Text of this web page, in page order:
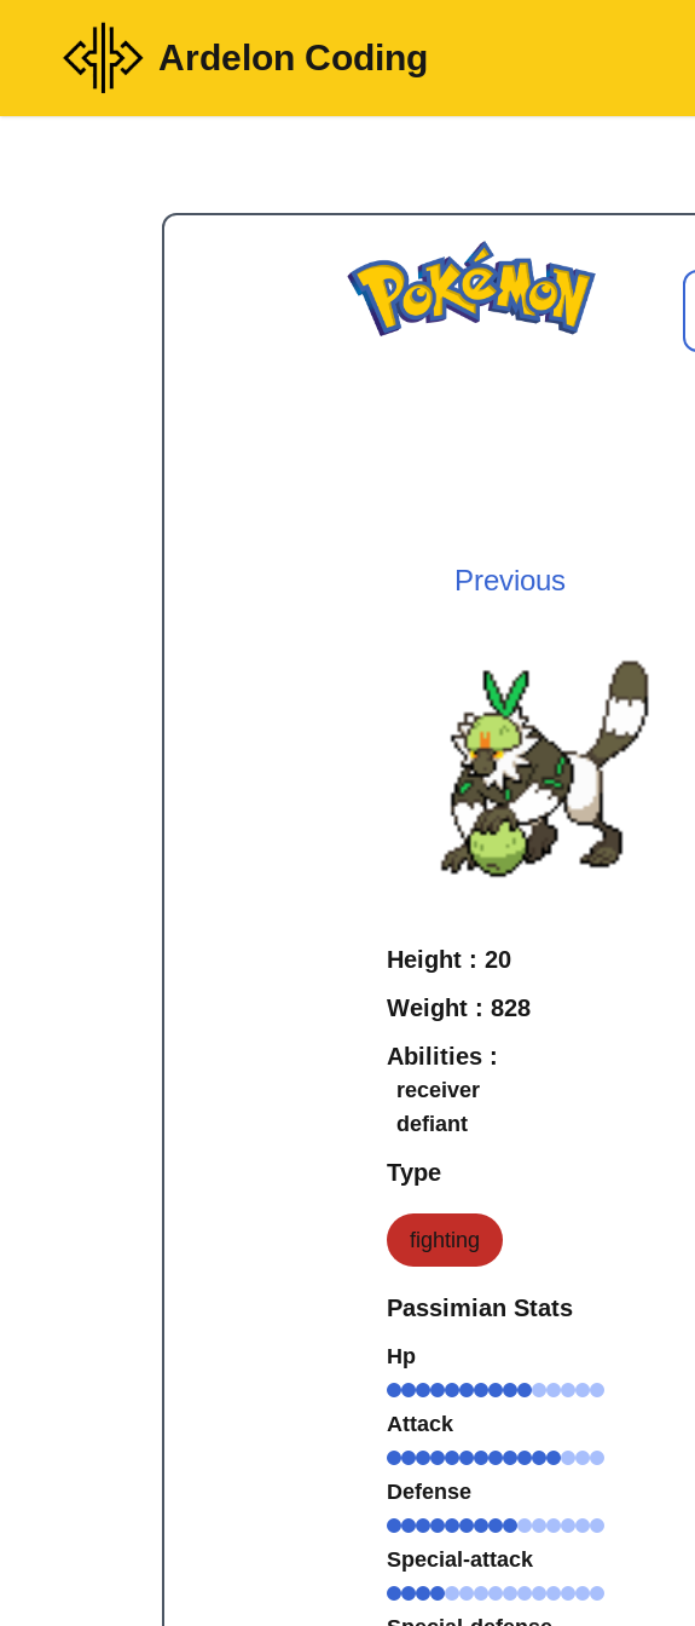
Ardelon Coding
Previous
Height :20
Weight :828
Abilities :
receiver
defiant
Type
fighting
Passimian Stats
Hp
Attack
Defense
Special-attack